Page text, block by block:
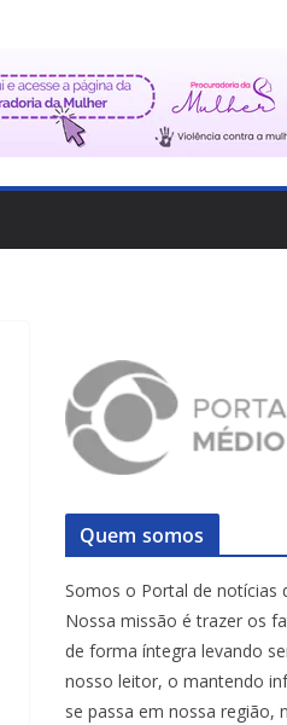
Quem somos
Somos o Portal de notícias
Nossa missão é trazer os
de forma íntegra levando
nosso leitor, o mantendo
se passa em nossa região,